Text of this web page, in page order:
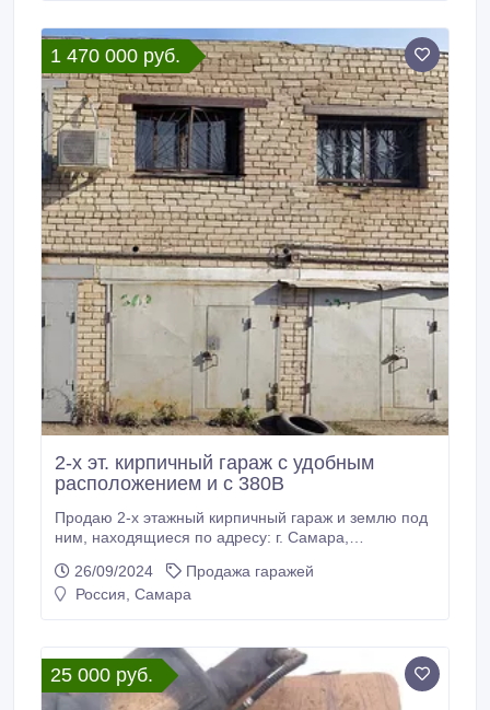
неподвижными трубными решетками отличного
качества по низким ценам.
1 470 000 руб.
2-х эт. кирпичный гараж с удобным
расположением и с 380В
Продаю 2-х этажный кирпичный гараж и землю под
ним, находящиеся по адресу: г. Самара,
тер. ГСК 749 1-я очередь (напротив Парк Хауса,
прилегает к территории завода имени А. М.
380В Охраняемая территория.
26/09/2024
Продажа гаражей
Россия, Самара
25 000 руб.